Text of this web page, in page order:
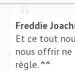
Freddie
Et ce tout
nous offrir ne
règle.^^